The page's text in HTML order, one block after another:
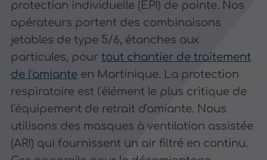
protection individuelle (EPI) de pointe. Nos
opérateurs portent des combinaisons
jetables de type 5/6, étanches aux
particules, pour tout chantier de traitement
de l'amiante en Martinique. La protection
respiratoire est l'élément le plus critique de
l'équipement de retrait d'amiante. Nous
utilisons des masques à ventilation assistée
(ARI) qui fournissent un air filtré en continu.